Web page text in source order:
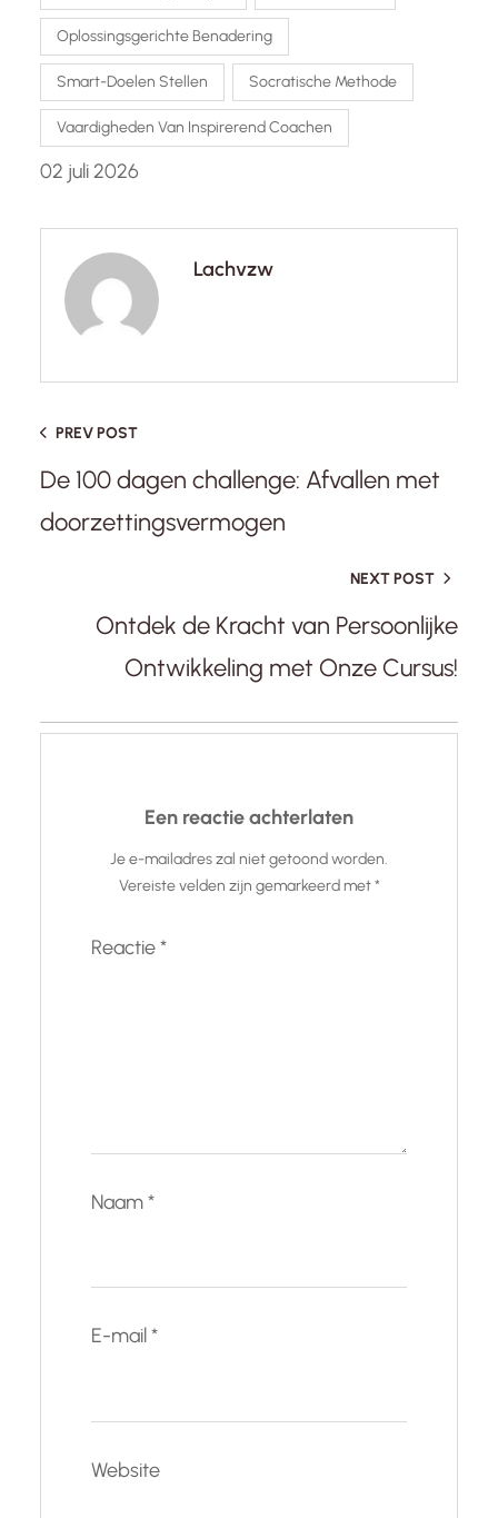
Oplossingsgerichte Benadering
Smart-Doelen Stellen Socratische Methode
Vaardigheden Van Inspirerend Coachen
02 juli 2026
Lachvzw
PREV POST
De 100 dagen challenge: Afvallen met
doorzettingsvermogen
NEXT POST
Ontdek de Kracht van Persoonlijke
Ontwikkeling met Onze Cursus!
Een reactie achterlaten
Je e-mailadres zal niet getoond worden.
Vereiste velden zijn gemarkeerd met*
Reactie*
Naam*
E-mail*
Website